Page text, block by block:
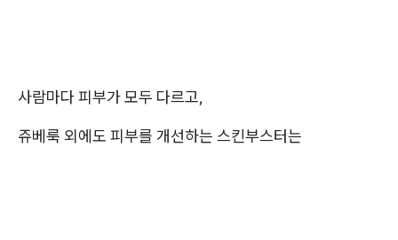
사람마다 피부가 모두 다르고,
쥬베룩 외에도 피부를 개선하는 스킨부스터는